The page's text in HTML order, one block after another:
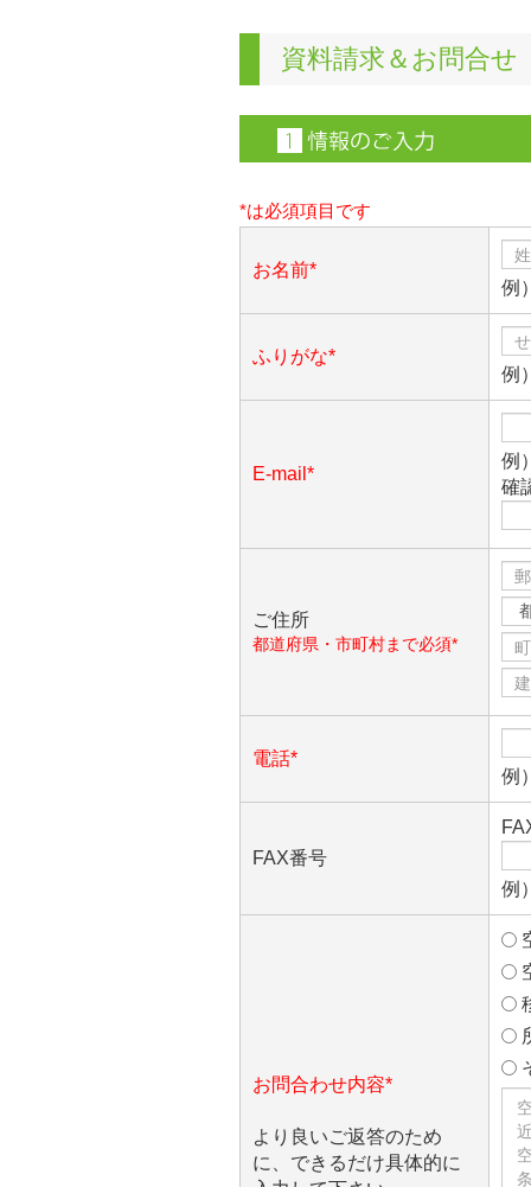
資料請求＆お問合せ
*は必須項目です
お名前*
例
ふりがな*
例
E-mail*
例
確
ご住所
都道府県・市町村まで必須*
電話*
例
FAX番号
例
お問合わせ内容*
より良いご返答のため
に、できるだけ具体的に